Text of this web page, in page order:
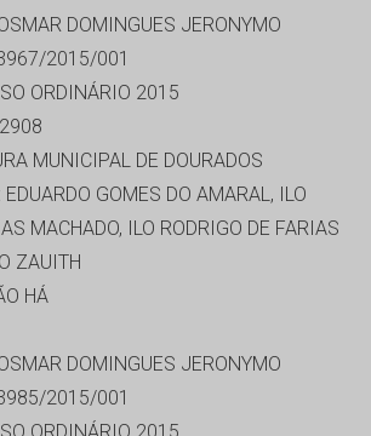
DOMINGUES JERONYMO
2015/001
ORDINÁRIO 2015
MUNICIPAL DE DOURADOS
EDUARDO GOMES DO AMARAL, ILO
MACHADO, ILO RODRIGO DE FARIAS
ZAUITH
HÁ
DOMINGUES JERONYMO
2015/001